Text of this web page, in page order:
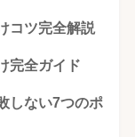
コツ完全解説
完全ガイド
しない7つのポ